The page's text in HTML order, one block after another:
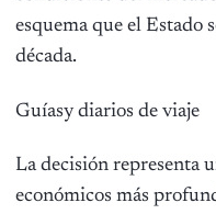
esquema que el Estado
década.
Guíasy diarios de viaje
La decisión representa
económicos más